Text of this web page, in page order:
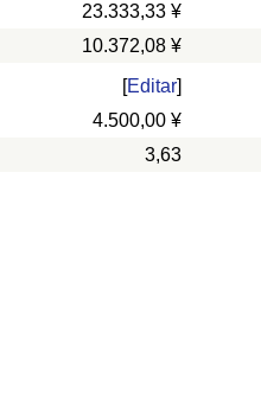
23.333,33 ¥
10.372,08 ¥
[Editar]
4.500,00 ¥
3,63